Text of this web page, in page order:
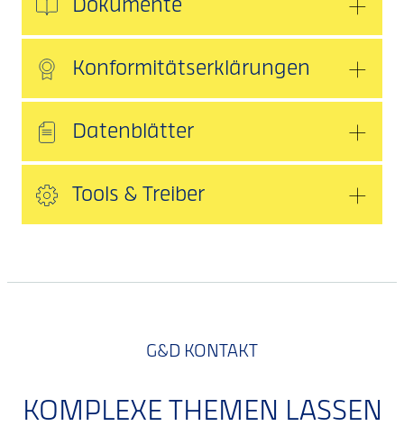
Dokumente
Konformitätserklärungen
Datenblätter
Tools & Treiber
G&D KONTAKT
KOMPLEXE THEMEN LASSEN